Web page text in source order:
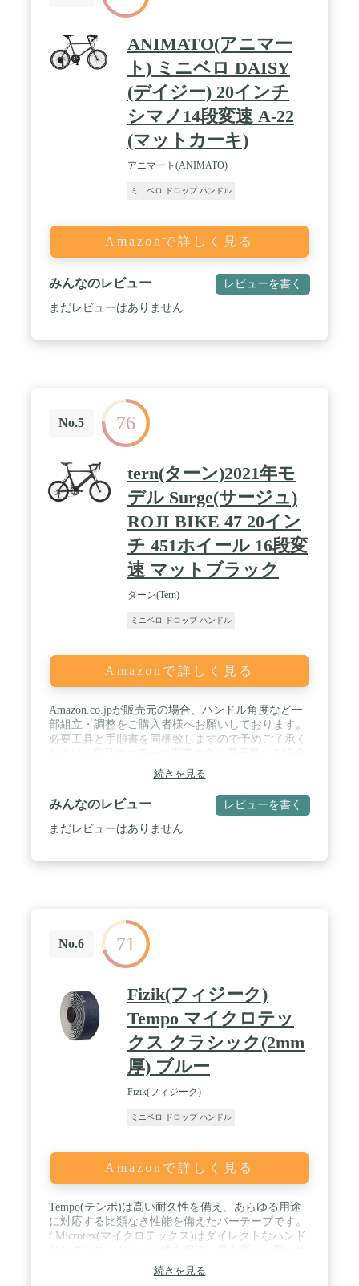
ANIMATO(アニマー
ト) ミニベロ DAISY
(デイジー) 20インチ
シマノ14段変速 A-22
(マットカーキ)
アニマート(ANIMATO)
ミニベロ ドロップ ハンドル
Amazonで詳しく見る
みんなのレビュー レビューを書く
まだレビューはありません
No.5 76
tern(ターン)2021年モ
デル Surge(サージュ)
ROJI BIKE 47 20イン
チ 451ホイール 16段変
速 マットブラック
ターン(Tern)
ミニベロ ドロップ ハンドル
Amazonで詳しく見る
Amazon.co.jpが販売元の場合、ハンドル角度など一
部組立・調整をご購入者様へお願いしております。
必要工具と手順書を同梱致しますので予めご了承く
があります。記載されている仕様はメーカーの都合
により予告なく変更されることがあります。 / 車体
重量:10.0kg / 適応身長:160cm~170cm
続きを見る
みんなのレビュー レビューを書く
まだレビューはありません
No.6 71
Fizik(フィジーク)
Tempo マイクロテッ
クス クラシック(2mm
厚) ブルー
Fizik(フィジーク)
ミニベロ ドロップ ハンドル
Amazonで詳しく見る
Tempo(テンポ)は高い耐久性を備え、あらゆる用途
に対応する比類なき性能を備えたバーテープです。
/ Microtex(マイクロテックス)はダイレクトなハンド
プションです。 / クラシック仕上げは、スムーズで
通気性の良い革のような質感で、適度な滑りでポジ
続きを見る